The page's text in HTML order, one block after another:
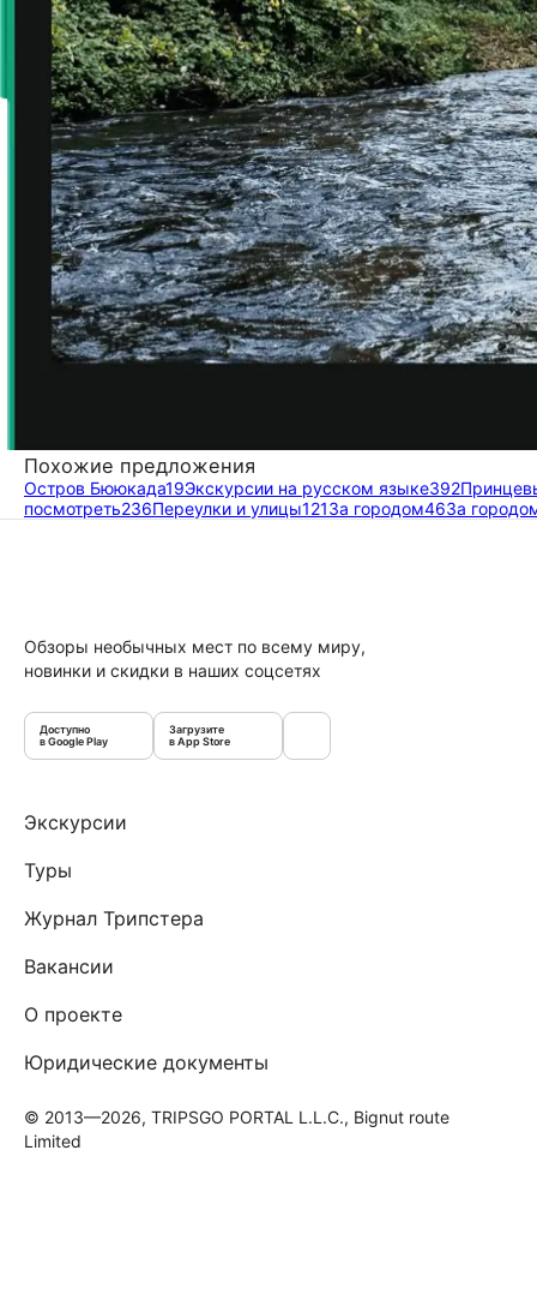
Похожие предложения
Остров Бююкада19Экскурсии на русском языке392
посмотреть236Переулки и улицы121За городом46За
Обзоры необычных мест по всему миру,
новинки и скидки в наших соцсетях
Доступно
в Google Play
Загрузите
в App Store
Экскурсии
Туры
Журнал Трипстера
Вакансии
О проекте
Юридические документы
© 2013—2026, TRIPSGO PORTAL L.L.C., Bignut route
Limited